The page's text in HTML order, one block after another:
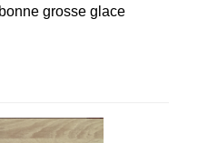
grosse glace